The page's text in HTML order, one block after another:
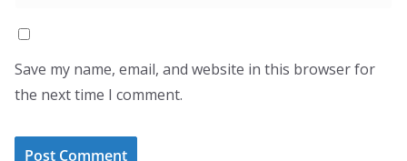
Save my name, email, and website in this browser for
the next time I comment.